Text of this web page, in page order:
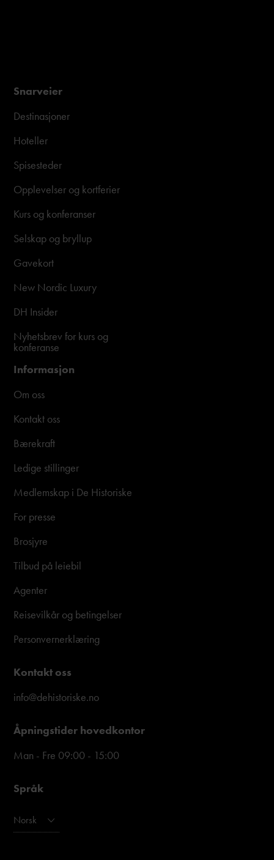
Snarveier
Destinasjoner
Hoteller
Spisesteder
Opplevelser og kortferier
Kurs og konferanser
Selskap og bryllup
Gavekort
New Nordic Luxury
DH Insider
Nyhetsbrev for kurs og
konferanse
Informasjon
Om oss
Kontakt oss
Bærekraft
Ledige stillinger
Medlemskap i De Historiske
For presse
Brosjyre
Tilbud på leiebil
Agenter
Reisevilkår og betingelser
Personvernerklæring
Kontakt oss
info@dehistoriske.no
Åpningstider hovedkontor
Man - Fre 09:00 - 15:00
Språk
Norsk